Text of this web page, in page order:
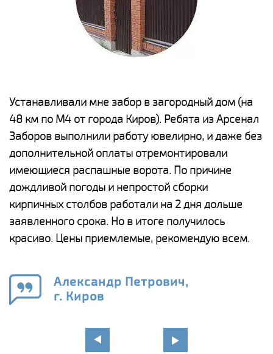
Устанавливали мне забор в загородный дом (на
48 км по М4 от города Киров). Ребята из Арсенал
Заборов выполнили работу ювелирно, и даже без
дополнительной оплаты отремонтировали
имеющиеся распашные ворота. По причине
дождливой погоды и непростой сборки
кирпичных столбов работали на 2 дня дольше
заявленного срока. Но в итоге получилось
красиво. Цены приемлемые, рекомендую всем.
Александр Петрович,
г. Киров